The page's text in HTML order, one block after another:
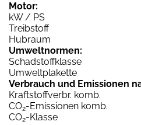
Motor:
kW / PS
Treibstoff
Hubraum
Umweltnormen:
Schadstoffklasse
Umweltplakette
Verbrauch und Emissionen
Kraftstoffverbr. komb.
CO2-Emissionen komb.
CO2-Klasse